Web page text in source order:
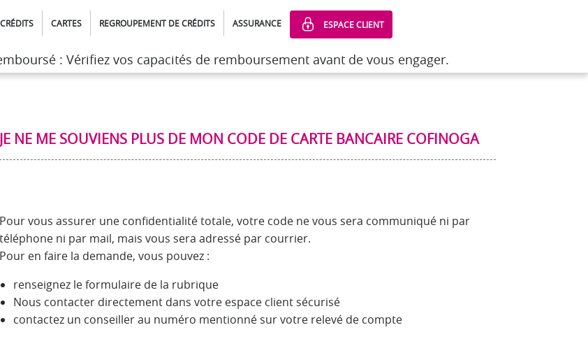
: Vérifiez vos capacités de remboursement avant de vous engager.
CRÉDITS CARTES REGROUPEMENT DE CRÉDITS ASSURANCE ESPACE CLIENT
client >Questions relatives aux demandes de crédit >Récupérer son code de carte de crédit
JE NE ME SOUVIENS PLUS DE MON CODE DE CARTE BANCAIRE COFINOGA
Pour vous assurer une confidentialité totale, votre code ne vous sera communiqué ni par
téléphone ni par mail, mais vous sera adressé par courrier.
Pour en faire la demande, vous pouvez :
renseignez le formulaire de la rubrique
Nous contacter directement dans votre espace client sécurisé
contactez un conseiller au numéro mentionné sur votre relevé de compte
: Vérifiez vos capacités de remboursement avant de vous engager.